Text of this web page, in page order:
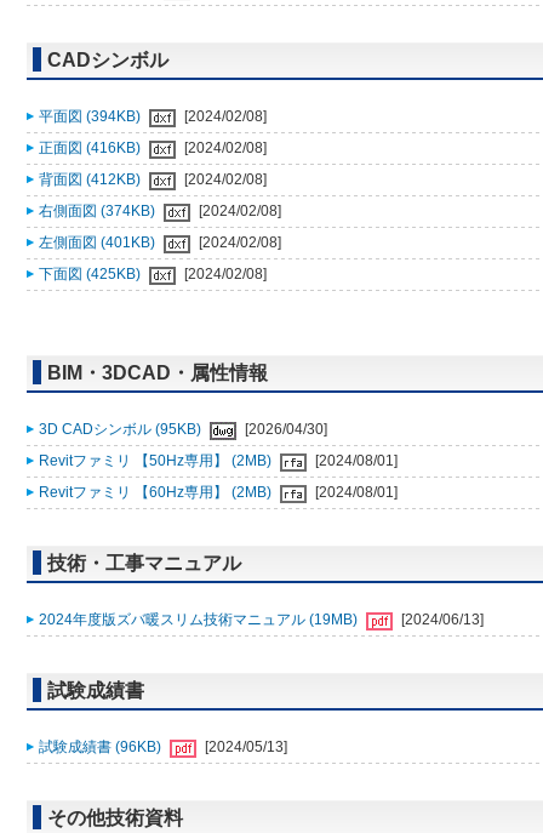
CADシンボル
平面図 (394KB)
[2024/02/08]
正面図 (416KB)
[2024/02/08]
背面図 (412KB)
[2024/02/08]
右側面図 (374KB)
[2024/02/08]
左側面図 (401KB)
[2024/02/08]
下面図 (425KB)
[2024/02/08]
BIM・3DCAD・属性情報
3D CADシンボル (95KB)
[2026/04/30]
Revitファミリ 【50Hz専用】 (2MB)
[2024/08/01]
Revitファミリ 【60Hz専用】 (2MB)
[2024/08/01]
技術・工事マニュアル
2024年度版ズバ暖スリム技術マニュアル (19MB) [2024/06/13]
試験成績書
試験成績書 (96KB) [2024/05/13]
その他技術資料